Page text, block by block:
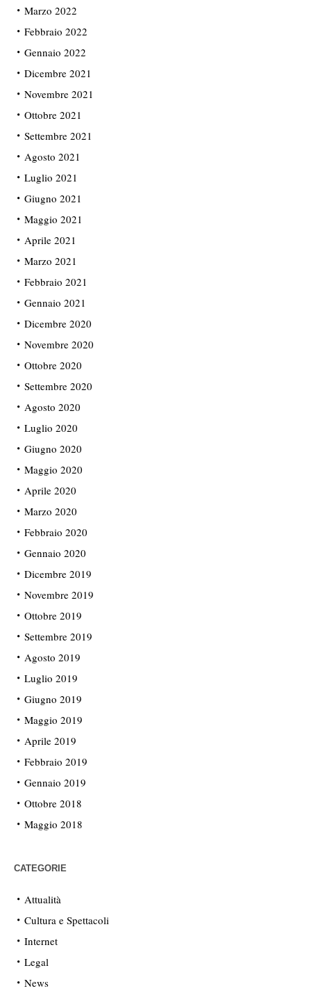
Marzo 2022
Febbraio 2022
Gennaio 2022
Dicembre 2021
Novembre 2021
Ottobre 2021
Settembre 2021
Agosto 2021
Luglio 2021
Giugno 2021
Maggio 2021
Aprile 2021
Marzo 2021
Febbraio 2021
Gennaio 2021
Dicembre 2020
Novembre 2020
Ottobre 2020
Settembre 2020
Agosto 2020
Luglio 2020
Giugno 2020
Maggio 2020
Aprile 2020
Marzo 2020
Febbraio 2020
Gennaio 2020
Dicembre 2019
Novembre 2019
Ottobre 2019
Settembre 2019
Agosto 2019
Luglio 2019
Giugno 2019
Maggio 2019
Aprile 2019
Febbraio 2019
Gennaio 2019
Ottobre 2018
Maggio 2018
CATEGORIE
Attualità
Cultura e Spettacoli
Internet
Legal
News